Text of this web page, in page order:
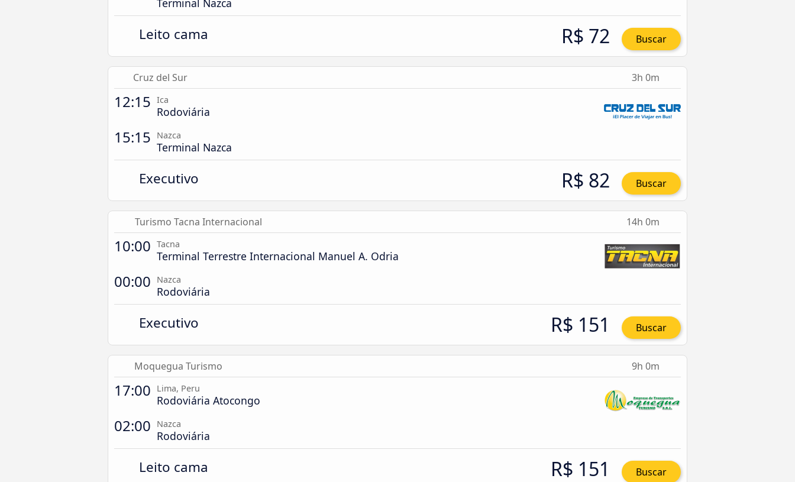
Terminal Nazca
Leito cama R$ 72 Buscar
Cruz del Sur 3h 0m
12:15 Ica
Rodoviária
15:15 Nazca
Terminal Nazca
Executivo R$ 82 Buscar
Turismo Tacna Internacional 14h 0m
10:00 Tacna
Terminal Terrestre Internacional Manuel A. Odria
00:00 Nazca
Rodoviária
Executivo R$ 151 Buscar
Moquegua Turismo 9h 0m
17:00 Lima, Peru
Rodoviária Atocongo
02:00 Nazca
Rodoviária
Leito cama R$ 151 Buscar